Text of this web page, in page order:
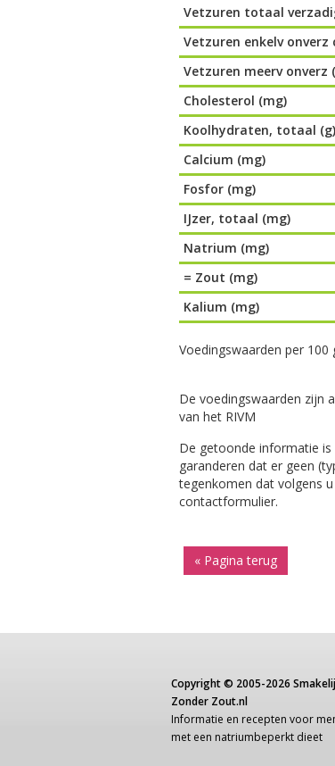
Vetzuren totaal
Vetzuren enkelv onverz
Vetzuren meerv onverz
Cholesterol (mg)
Koolhydraten, totaal (g)
Calcium (mg)
Fosfor (mg)
IJzer, totaal (mg)
Natrium (mg)
= Zout (mg)
Kalium (mg)
Voedingswaarden per 100
De voedingswaarden zijn
van het RIVM
De getoonde informatie
garanderen dat er geen
tegenkomen dat volgens
contactformulier.
« Pagina terug
Copyright © 2005-2026
Zonder Zout.nl
Informatie en recepten voor
met een natriumbeperkt dieet